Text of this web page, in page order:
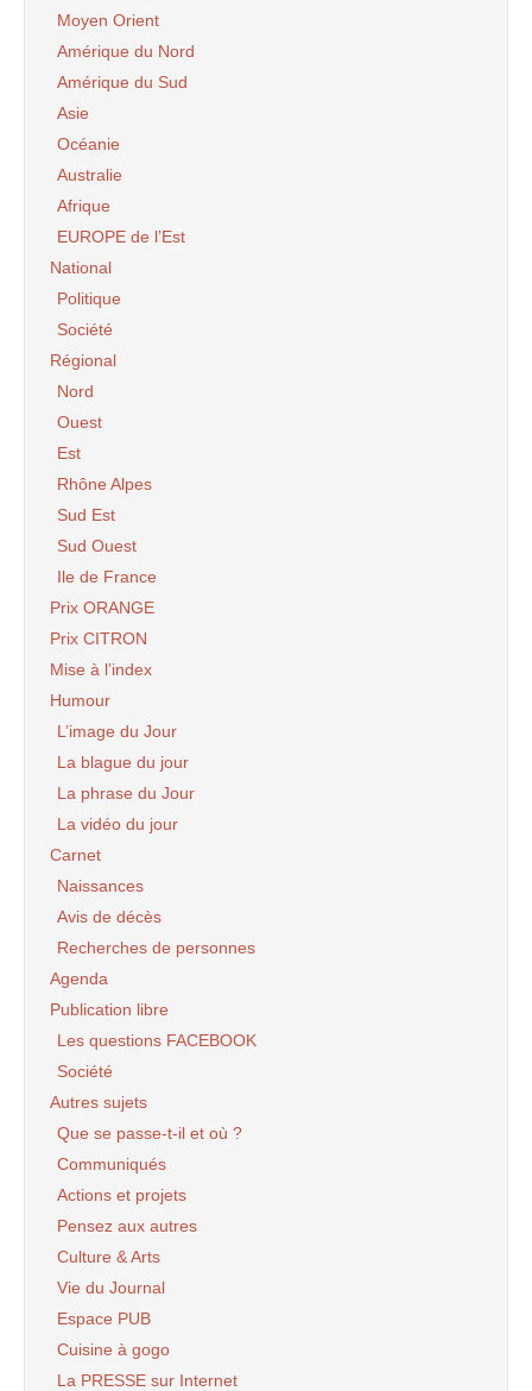
Moyen Orient
Amérique du Nord
Amérique du Sud
Asie
Océanie
Australie
Afrique
EUROPE de l’Est
National
Politique
Société
Régional
Nord
Ouest
Est
Rhône Alpes
Sud Est
Sud Ouest
Ile de France
Prix ORANGE
Prix CITRON
Mise à l’index
Humour
L’image du Jour
La blague du jour
La phrase du Jour
La vidéo du jour
Carnet
Naissances
Avis de décès
Recherches de personnes
Agenda
Publication libre
Les questions FACEBOOK
Société
Autres sujets
Que se passe-t-il et où ?
Communiqués
Actions et projets
Pensez aux autres
Culture & Arts
Vie du Journal
Espace PUB
Cuisine à gogo
La PRESSE sur Internet